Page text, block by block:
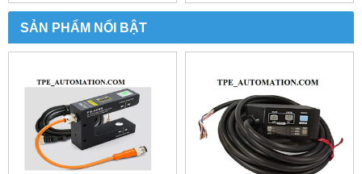
SẢN PHẨM NỔI BẬT